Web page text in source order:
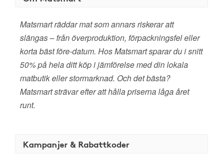
Matsmart räddar mat som annars riskerar att
slängas – från överproduktion, förpackningsfel eller
korta bäst före-datum. Hos Matsmart sparar du i snitt
50% på hela ditt köp i jämförelse med din lokala
matbutik eller stormarknad. Och det bästa?
Matsmart strävar efter att hålla priserna låga året
runt.
Kampanjer & Rabattkoder